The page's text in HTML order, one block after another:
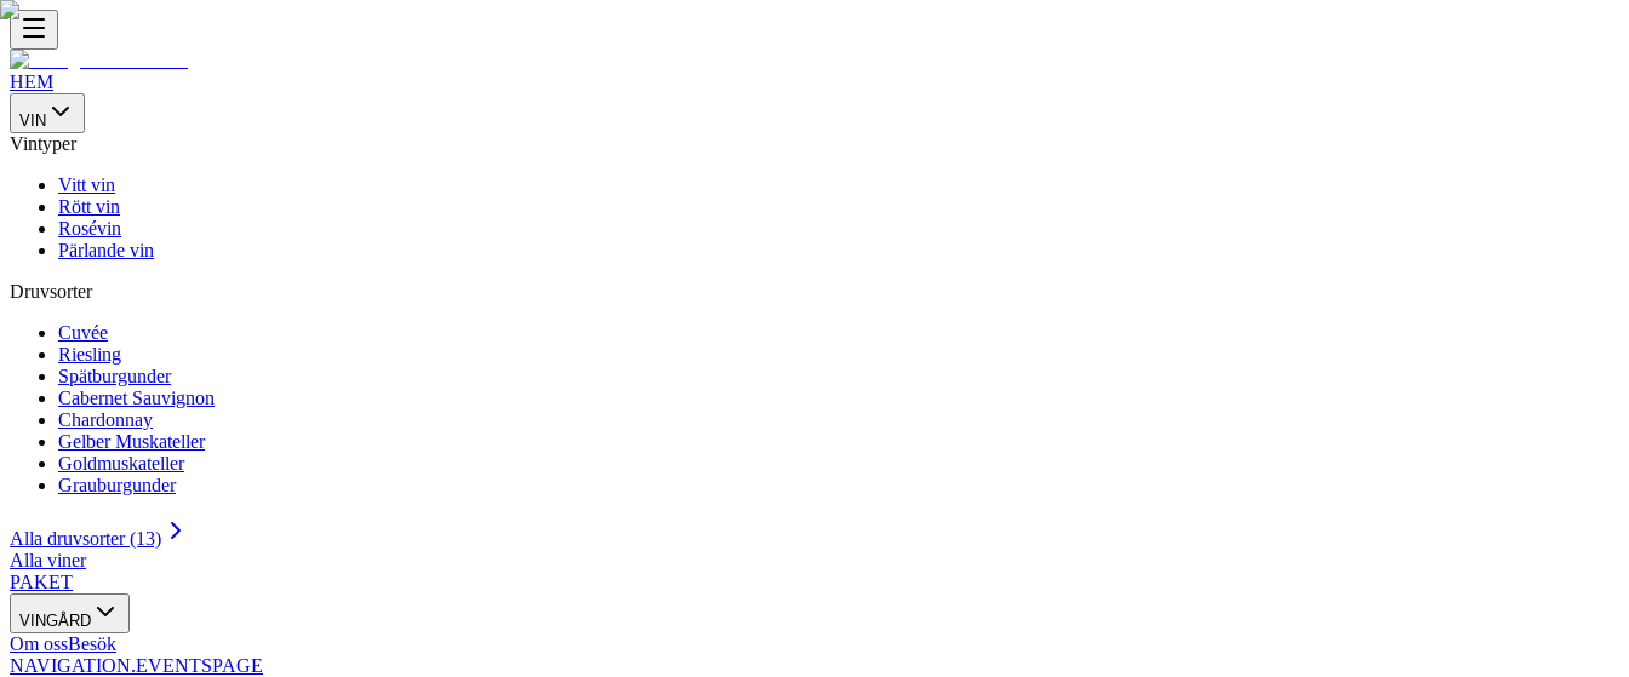
HEM
VIN
Vintyper
Vitt vin
Rött vin
Rosévin
Pärlande vin
Druvsorter
Cuvée
Riesling
Spätburgunder
Cabernet Sauvignon
Chardonnay
Gelber Muskateller
Goldmuskateller
Grauburgunder
Alla druvsorter (13)
Alla viner
PAKET
VINGÅRD
Om ossBesök
NAVIGATION.EVENTSPAGE